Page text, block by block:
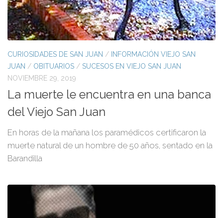
CURIOSIDADES DE SAN JUAN / INFORMACIÓN VIEJO SAN
JUAN / OBITUARIOS / SUCESOS EN VIEJO SAN JUAN
NOVIEMBRE 29, 2019
La muerte le encuentra en una banca
del Viejo San Juan
En horas de la mañana los paramédicos certificaron la
muerte natural de un hombre de 50 años, sentado en la
Barandilla